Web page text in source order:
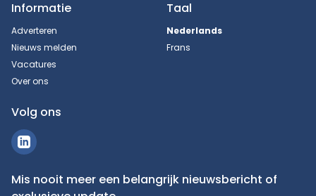
Informatie
Adverteren
Nieuws melden
Vacatures
Over ons
Taal
Nederlands
Frans
Volg ons
Mis nooit meer een belangrijk nieuwsbericht of